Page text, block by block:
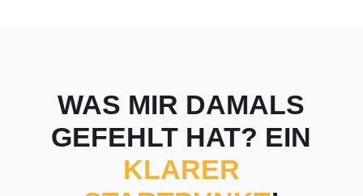
WAS MIR DAMALS
GEFEHLT HAT? EIN
KLARER